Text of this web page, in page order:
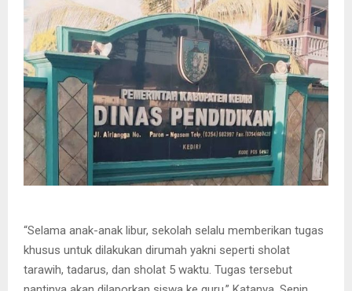
“Selama anak-anak libur, sekolah selalu memberikan tugas
khusus untuk dilakukan dirumah yakni seperti sholat
tarawih, tadarus, dan sholat 5 waktu. Tugas tersebut